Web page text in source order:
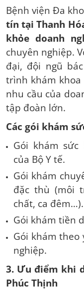
Bệnh viện Đa
tín tại Thanh
khỏe doanh
chuyên nghiệp.
đại, đội ngũ
trình khám khoa
nhu cầu của
tập đoàn lớn.
Các gói khám
Gói khám
của Bộ Y tế.
Gói khám
đặc thù (môi
chất, ca đêm…).
Gói khám tiền
Gói khám theo
nghiệp.
3. Ưu điểm khi
Phúc Thịnh